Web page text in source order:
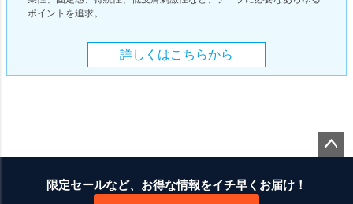
ポイントを追求。
詳しくはこちらから
限定セールなど、お得な情報をイチ早くお届け！